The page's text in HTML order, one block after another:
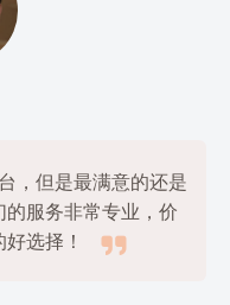
，但是最满意的还是
服务非常专业，价
选择！
